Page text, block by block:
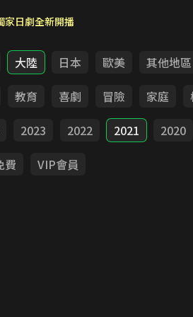
家日劇全新開播
大陸 日本 歐美
其他地區
教育 喜劇 冒險 家庭
2023 2022 2021 2020
費 VIP會員